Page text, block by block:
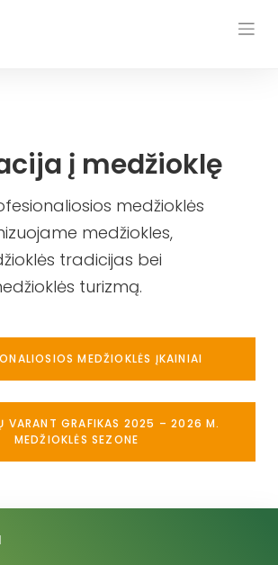
į medžioklę
medžioklės
medžiokles,
tradicijas bei
turizmą.
MEDŽIOKLĖS ĮKAINIAI
VARANT GRAFIKAS 2025 – 2026 M.
MEDŽIOKLĖS SEZONE